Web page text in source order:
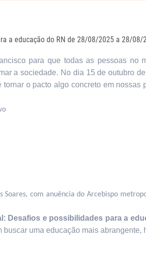
a educação do RN de 28/08/2025 a 28/08/
para que todas as pessoas no
a sociedade. No dia 15 de outubro
o pacto algo concreto em nossas
Soares, com anuência do Arcebispo
Desafios e possibilidades para a
uma educação mais